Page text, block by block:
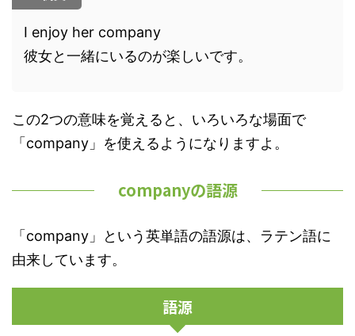
I enjoy her company
彼女と一緒にいるのが楽しいです。
この2つの意味を覚えると、いろいろな場面で
「company」を使えるようになりますよ。
companyの語源
「company」という英単語の語源は、ラテン語に
由来しています。
語源